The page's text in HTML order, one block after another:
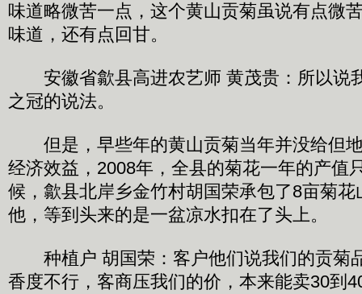
味道略微苦一点，这个黄山贡菊虽说有点微
味道，还有点回甘。
安徽省歙县高进农艺师 黄茂贵：所以说
之冠的说法。
但是，早些年的黄山贡菊当年并没给但
经济效益，2008年，全县的菊花一年的产值
候，歙县北岸乡金竹村胡国荣承包了8亩菊
他，等到头来的是一盆凉水扣在了头上。
种植户 胡国荣：客户他们说我们的贡菊
香度不行，客商压我们的价，本来能卖30到